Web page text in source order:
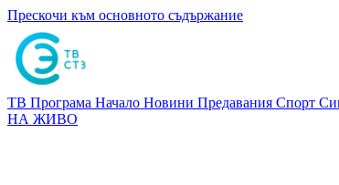
Прескочи към основното съдържание
ТВ Програма Начало Новини Предавания Спорт
НА ЖИВО